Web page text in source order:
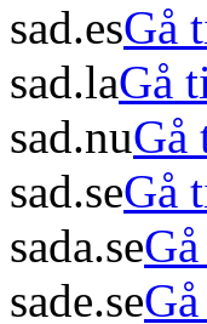
sad.esGå
sad.laGå
sad.nuGå
sad.seGå
sada.se
sade.se